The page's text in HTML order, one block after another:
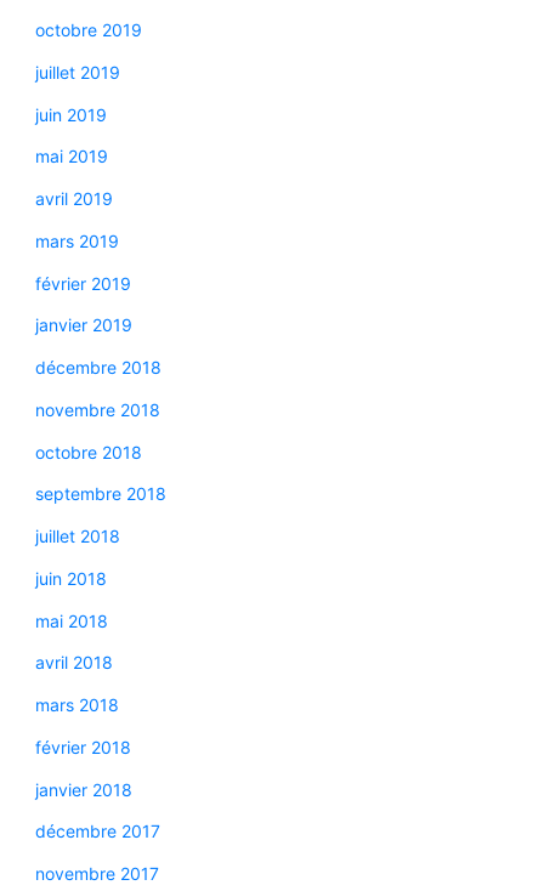
octobre 2019
juillet 2019
juin 2019
mai 2019
avril 2019
mars 2019
février 2019
janvier 2019
décembre 2018
novembre 2018
octobre 2018
septembre 2018
juillet 2018
juin 2018
mai 2018
avril 2018
mars 2018
février 2018
janvier 2018
décembre 2017
novembre 2017